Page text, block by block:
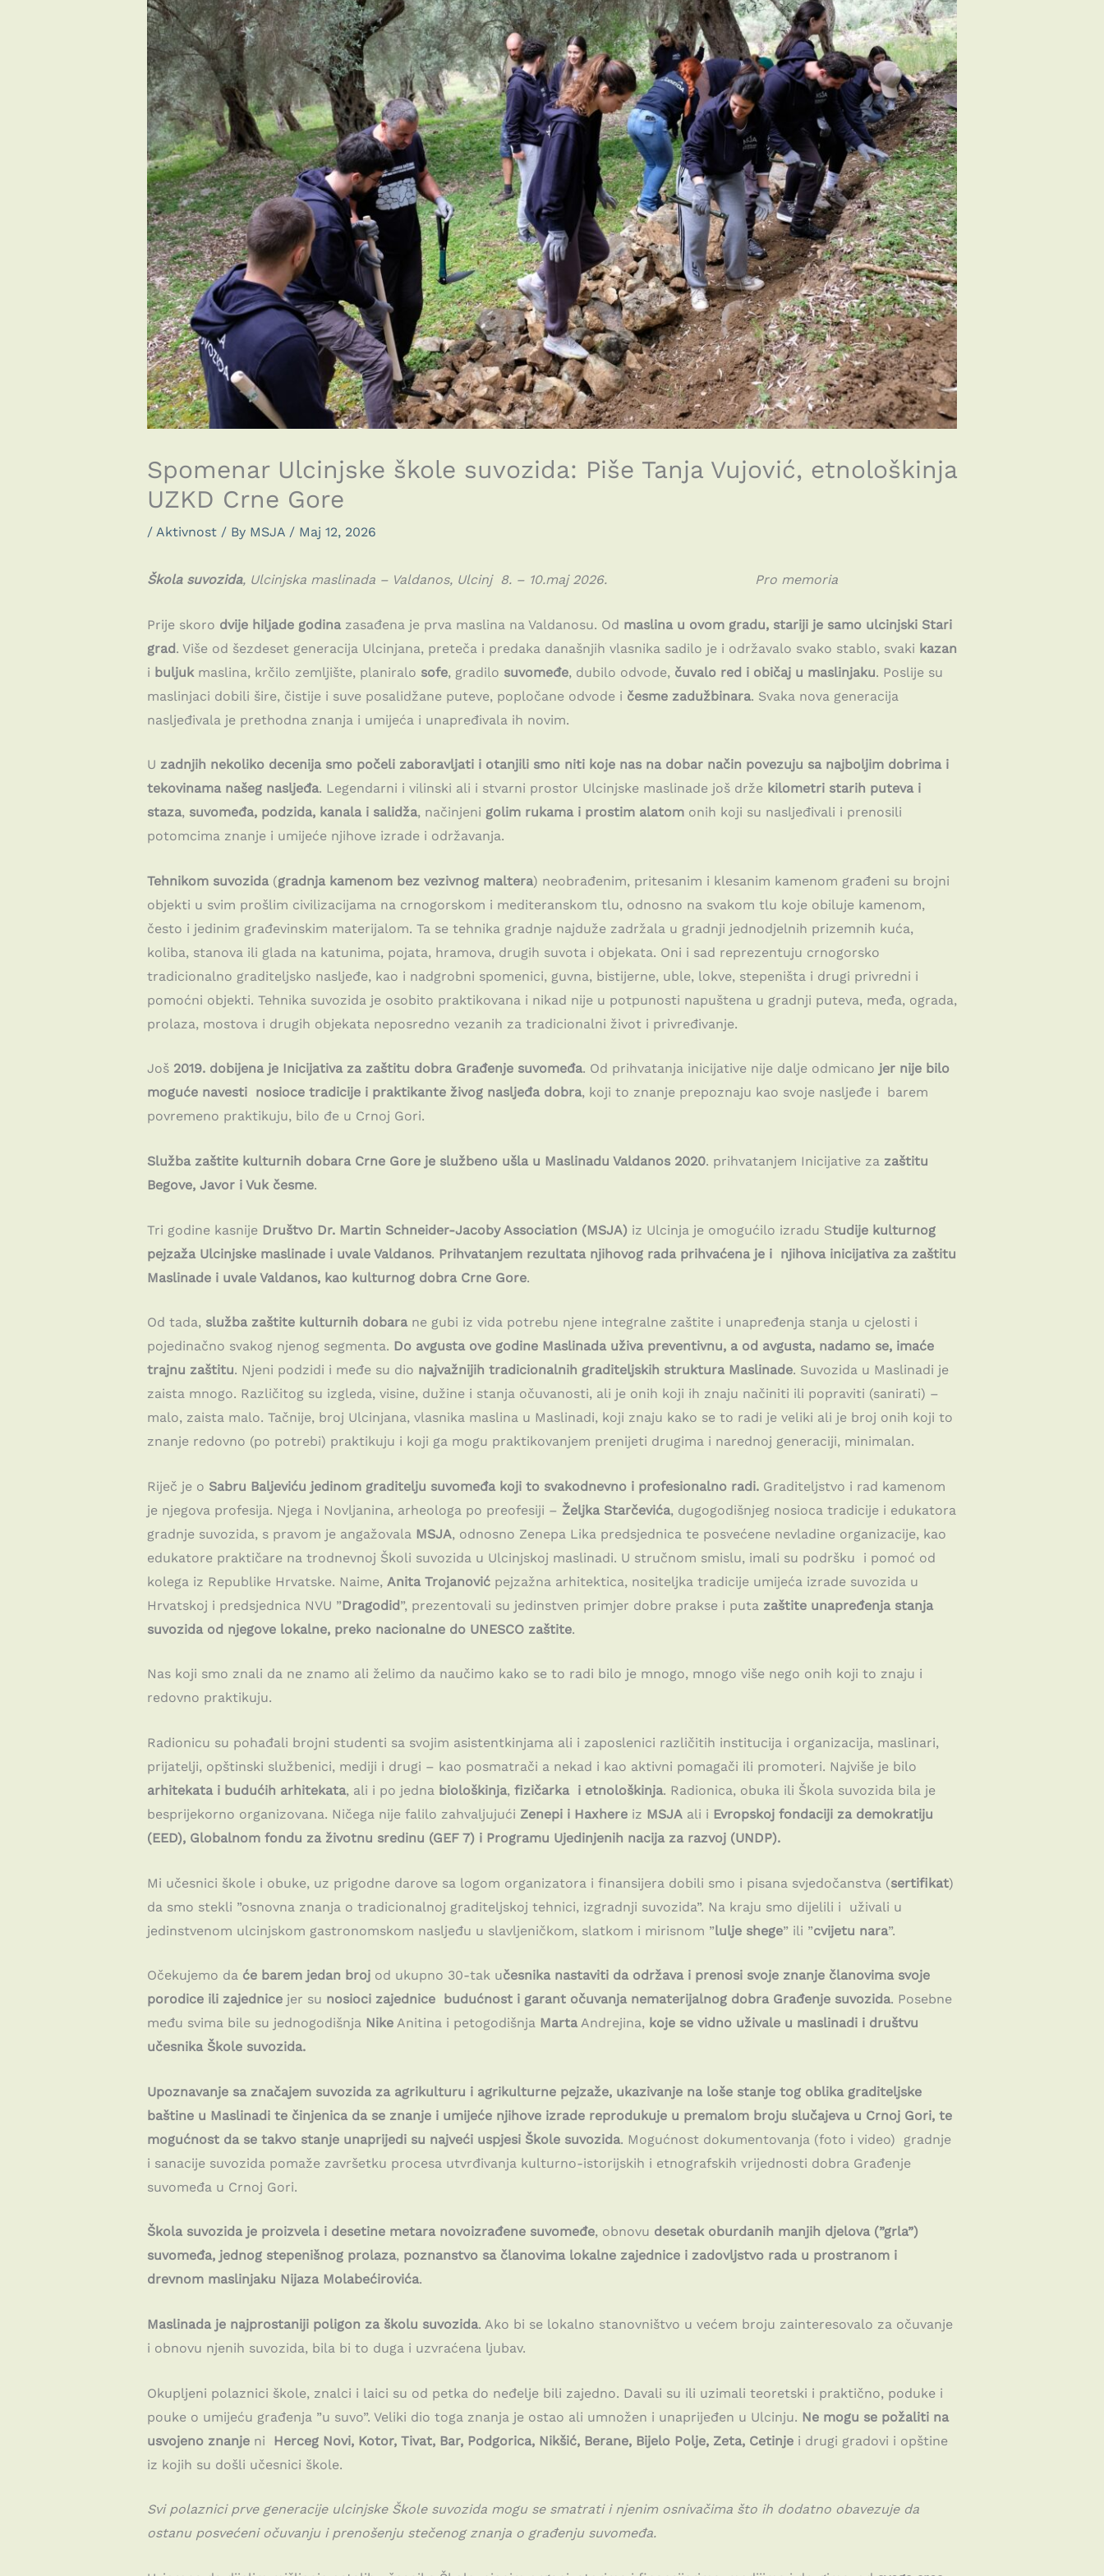
Spomenar Ulcinjske škole suvozida: Piše Tanja Vujović, etnološkinja
UZKD Crne Gore
/ Aktivnost/ By MSJA / Maj 12, 2026
Škola suvozida, Ulcinjska maslinada – Valdanos, Ulcinj 8. – 10.maj 2026. Pro memoria
Prije skoro dvije hiljade godinazasađena je prva maslina na Valdanosu. Od maslina u ovom gradu, stariji je samo ulcinjski Stari
grad. Više od šezdeset generacija Ulcinjana, preteča i predaka današnjih vlasnika sadilo je i održavalo svako stablo, svaki kazan
i buljukmaslina, krčilo zemljište, planiralo sofe, gradilo suvomeđe, dubilo odvode, čuvalo red i običaj u maslinjaku. Poslije su
maslinjaci dobili šire, čistije i suve posalidžane puteve, popločane odvode i česme zadužbinara. Svaka nova generacija
nasljeđivala je prethodna znanja i umijeća i unapređivala ih novim.
U zadnjih nekoliko decenija smo počeli zaboravljati i otanjili smo niti koje nas na dobar način povezuju sa najboljim dobrima i
tekovinama našeg nasljeđa. Legendarni i vilinski ali i stvarni prostor Ulcinjske maslinade još drže kilometri starih puteva i
staza, suvomeđa, podzida, kanala i salidža, načinjeni golim rukama i prostim alatomonih koji su nasljeđivali i prenosili
potomcima znanje i umijeće njihove izrade i održavanja.
Tehnikom suvozida(gradnja kamenom bez vezivnog maltera) neobrađenim, pritesanim i klesanim kamenom građeni su brojni
objekti u svim prošlim civilizacijama na crnogorskom i mediteranskom tlu, odnosno na svakom tlu koje obiluje kamenom,
često i jedinim građevinskim materijalom. Ta se tehnika gradnje najduže zadržala u gradnji jednodjelnih prizemnih kuća,
koliba, stanova ili glada na katunima, pojata, hramova, drugih suvota i objekata. Oni i sad reprezentuju crnogorsko
tradicionalno graditeljsko nasljeđe, kao i nadgrobni spomenici, guvna, bistijerne, uble, lokve, stepeništa i drugi privredni i
pomoćni objekti. Tehnika suvozida je osobito praktikovana i nikad nije u potpunosti napuštena u gradnji puteva, međa, ograda,
prolaza, mostova i drugih objekata neposredno vezanih za tradicionalni život i privređivanje.
Još 2019. dobijena je Inicijativa za zaštitu dobra Građenje suvomeđa. Od prihvatanja inicijative nije dalje odmicano jer nije bilo
moguće navesti nosioce tradicije i praktikante živog nasljeđa dobra, koji to znanje prepoznaju kao svoje nasljeđe i barem
povremeno praktikuju, bilo đe u Crnoj Gori.
Služba zaštite kulturnih dobara Crne Gore je službeno ušla u Maslinadu Valdanos 2020. prihvatanjem Inicijative za zaštitu
Begove, Javor i Vuk česme.
Tri godine kasnije Društvo Dr. Martin Schneider-Jacoby Association (MSJA)iz Ulcinja je omogućilo izradu Studije kulturnog
pejzaža Ulcinjske maslinade i uvale Valdanos. Prihvatanjem rezultata njihovog rada prihvaćena je i njihova inicijativa za zaštitu
Maslinade i uvale Valdanos, kao kulturnog dobra Crne Gore.
Od tada, služba zaštite kulturnih dobara ne gubi iz vida potrebu njene integralne zaštite i unapređenja stanja u cjelosti i
pojedinačno svakog njenog segmenta. Do avgusta ove godine Maslinada uživa preventivnu, a od avgusta, nadamo se, imaće
trajnu zaštitu. Njeni podzidi i međe su dio najvažnijih tradicionalnih graditeljskih struktura Maslinade. Suvozida u Maslinadi je
zaista mnogo. Različitog su izgleda, visine, dužine i stanja očuvanosti, ali je onih koji ih znaju načiniti ili popraviti (sanirati) –
malo, zaista malo. Tačnije, broj Ulcinjana, vlasnika maslina u Maslinadi, koji znaju kako se to radi je veliki ali je broj onih koji to
znanje redovno (po potrebi) praktikuju i koji ga mogu praktikovanjem prenijeti drugima i narednoj generaciji, minimalan.
Riječ je o Sabru Baljeviću jedinom graditelju suvomeđa koji to svakodnevno i profesionalno radi.Graditeljstvo i rad kamenom
je njegova profesija. Njega i Novljanina, arheologa po preofesiji – Željka Starčevića, dugogodišnjeg nosioca tradicije i edukatora
gradnje suvozida, s pravom je angažovala MSJA, odnosno Zenepa Lika predsjednica te posvećene nevladine organizacije, kao
edukatore praktičare na trodnevnoj Školi suvozida u Ulcinjskoj maslinadi. U stručnom smislu, imali su podršku i pomoć od
kolega iz Republike Hrvatske. Naime, Anita Trojanovićpejzažna arhitektica, nositeljka tradicije umijeća izrade suvozida u
Hrvatskoj i predsjednica NVU ”Dragodid”, prezentovali su jedinstven primjer dobre prakse i puta zaštite unapređenja stanja
suvozida od njegove lokalne, preko nacionalne do UNESCO zaštite.
Nas koji smo znali da ne znamo ali želimo da naučimo kako se to radi bilo je mnogo, mnogo više nego onih koji to znaju i
redovno praktikuju.
Radionicu su pohađali brojni studenti sa svojim asistentkinjama ali i zaposlenici različitih institucija i organizacija, maslinari,
prijatelji, opštinski službenici, mediji i drugi – kao posmatrači a nekad i kao aktivni pomagači ili promoteri. Najviše je bilo
arhitekata i budućih arhitekata, ali i po jedna biološkinja, fizičarka i etnološkinja. Radionica, obuka ili Škola suvozida bila je
besprijekorno organizovana. Ničega nije falilo zahvaljujući Zenepi i Haxhereiz MSJAali i Evropskoj fondaciji za demokratiju
(EED), Globalnom fondu za životnu sredinu (GEF 7) i Programu Ujedinjenih nacija za razvoj (UNDP).
Mi učesnici škole i obuke, uz prigodne darove sa logom organizatora i finansijera dobili smo i pisana svjedočanstva (sertifikat)
da smo stekli ”osnovna znanja o tradicionalnoj graditeljskoj tehnici, izgradnji suvozida”. Na kraju smo dijelili i uživali u
jedinstvenom ulcinjskom gastronomskom nasljeđu u slavljeničkom, slatkom i mirisnom ”lulje shege” ili ”cvijetu nara”.
Očekujemo da će barem jedan brojod ukupno 30-tak učesnika nastaviti da održava i prenosi svoje znanje članovima svoje
porodice ili zajednicejer su nosioci zajednice budućnost i garant očuvanja nematerijalnog dobra Građenje suvozida. Posebne
među svima bile su jednogodišnja NikeAnitina i petogodišnja MartaAndrejina, koje se vidno uživale u maslinadi i društvu
učesnika Škole suvozida.
Upoznavanje sa značajem suvozida za agrikulturu i agrikulturne pejzaže, ukazivanje na loše stanje tog oblika graditeljske
baštine u Maslinadi te činjenica da se znanje i umijeće njihove izrade reprodukuje u premalom broju slučajeva u Crnoj Gori, te
mogućnost da se takvo stanje unaprijedi su najveći uspjesi Škole suvozida. Mogućnost dokumentovanja (foto i video) gradnje
i sanacije suvozida pomaže završetku procesa utvrđivanja kulturno-istorijskih i etnografskih vrijednosti dobra Građenje
suvomeđa u Crnoj Gori.
Škola suvozida je proizvela i desetine metara novoizrađene suvomeđe, obnovu desetak oburdanih manjih djelova (”grla”)
suvomeđa, jednog stepenišnog prolaza, poznanstvo sa članovima lokalne zajednice i zadovljstvo rada u prostranom i
drevnom maslinjaku Nijaza Molabećirovića.
Maslinada je najprostaniji poligon za školu suvozida. Ako bi se lokalno stanovništvo u većem broju zainteresovalo za očuvanje
i obnovu njenih suvozida, bila bi to duga i uzvraćena ljubav.
Okupljeni polaznici škole, znalci i laici su od petka do neđelje bili zajedno. Davali su ili uzimali teoretski i praktično, poduke i
pouke o umijeću građenja ”u suvo”. Veliki dio toga znanja je ostao ali umnožen i unaprijeđen u Ulcinju. Ne mogu se požaliti na
usvojeno znanjeni Herceg Novi, Kotor, Tivat, Bar, Podgorica, Nikšić, Berane, Bijelo Polje, Zeta, Cetinjei drugi gradovi i opštine
iz kojih su došli učesnici škole.
Svi polaznici prve generacije ulcinjske Škole suvozida mogu se smatrati i njenim osnivačima što ih dodatno obavezuje da
ostanu posvećeni očuvanju i prenošenju stečenog znanja o građenju suvomeđa.